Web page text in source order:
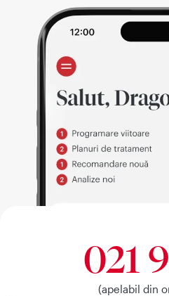
021
(apelabil din